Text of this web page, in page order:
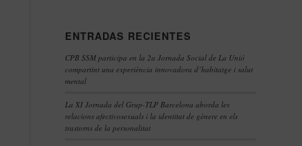
ENTRADAS RECIENTES
CPB SSM participa en la 2a Jornada Social de La Unió
compartint una experiència innovadora d’habitatge i salut
mental
La XI Jornada del Grup-TLP Barcelona aborda les
relacions afectivosexuals i la identitat de gènere en els
trastorns de la personalitat